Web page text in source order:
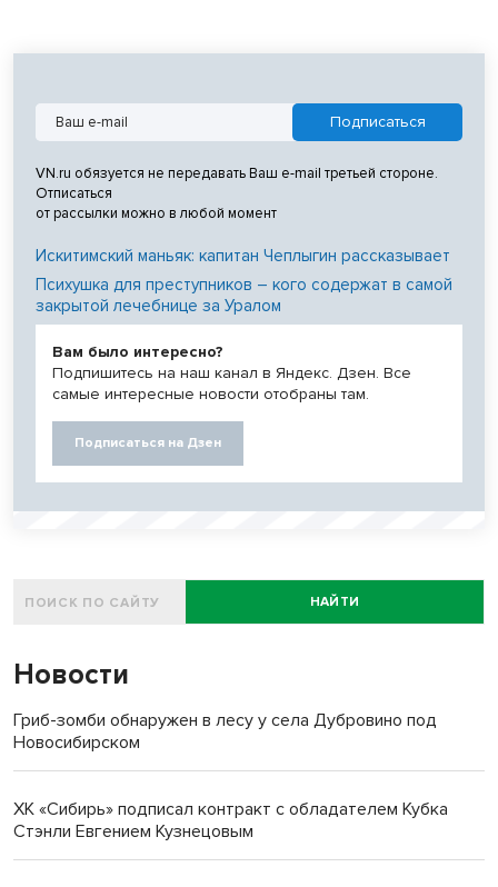
VN.ru обязуется не передавать Ваш e-mail третьей стороне.
Отписаться
от рассылки можно в любой момент
Искитимский маньяк: капитан Чеплыгин рассказывает
Психушка для преступников – кого содержат в самой
закрытой лечебнице за Уралом
Вам было интересно?
Подпишитесь на наш канал в Яндекс. Дзен. Все
самые интересные новости отобраны там.
Подписаться на Дзен
НАЙТИ
Новости
Гриб-зомби обнаружен в лесу у села Дубровино под
Новосибирском
ХК «Сибирь» подписал контракт с обладателем Кубка
Стэнли Евгением Кузнецовым